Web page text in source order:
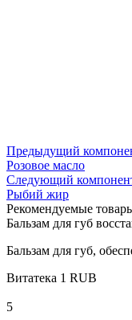
Предыдущий
Розовое масло
Следующий
Рыбий жир
Рекомендуемые
Бальзам для губ
Бальзам для губ,
Витатека 1 RUB
5